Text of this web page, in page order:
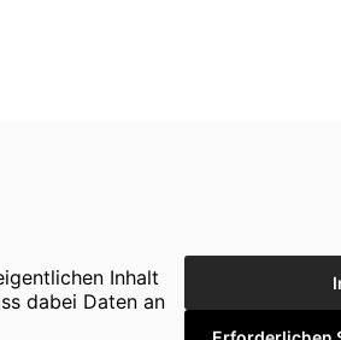
Inhalt
dabei Daten an